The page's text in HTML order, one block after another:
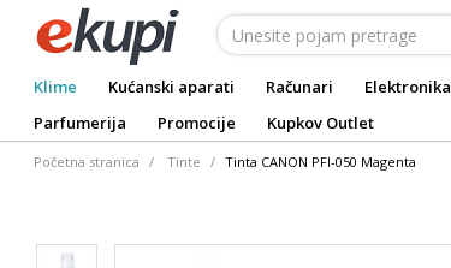
Klime Kućanski aparati Računari Elektronika
Parfumerija
Promocije Kupkov Outlet
Početna stranica Tinte Tinta CANON PFI-050 Magenta